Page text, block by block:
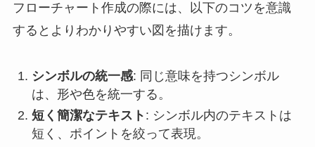
フローチャート作成の際には、以下のコツを意識
するとよりわかりやすい図を描けます。
シンボルの統一感: 同じ意味を持つシンボル
は、形や色を統一する。
短く簡潔なテキスト : シンボル内のテキストは
短く、ポイントを絞って表現。